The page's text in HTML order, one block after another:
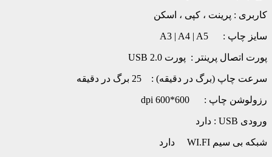
کاربری : پرینت ، کپی ، اسکن
سایز چاپ : A3 | A4 | A5
پورت اتصال پرینتر : پورت USB 2.0
سرعت چاپ (برگ در دقیقه) : 25 برگ در دقیقه
رزولوشن چاپ : 600*600 dpi
ورودی USB : دارد
شبکه بی سیم WI.FI دارد